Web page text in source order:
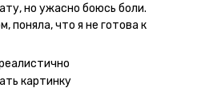
но ужасно боюсь боли.
поняла, что я не готова к
что есть такая
тату в нескольких местах
картинку